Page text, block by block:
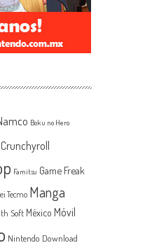
Boku no Hero
Crunchyroll
Famitsu Game Freak
Tecmo Manga
Soft México Móvil
Nintendo Download